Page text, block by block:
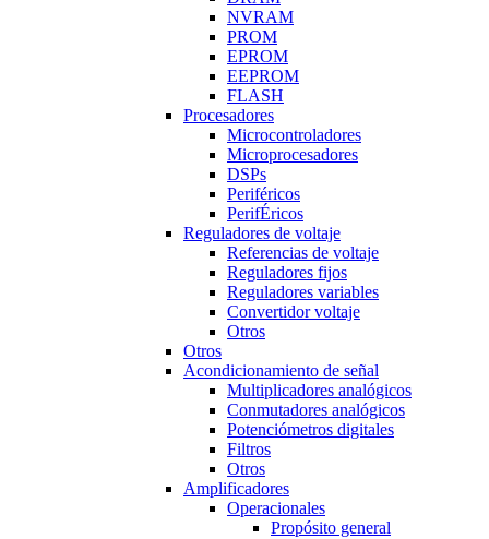
NVRAM
PROM
EPROM
EEPROM
FLASH
Procesadores
Microcontroladores
Microprocesadores
DSPs
Periféricos
PerifÉricos
Reguladores de voltaje
Referencias de voltaje
Reguladores fijos
Reguladores variables
Convertidor voltaje
Otros
Otros
Acondicionamiento de señal
Multiplicadores analógicos
Conmutadores analógicos
Potenciómetros digitales
Filtros
Otros
Amplificadores
Operacionales
Propósito general